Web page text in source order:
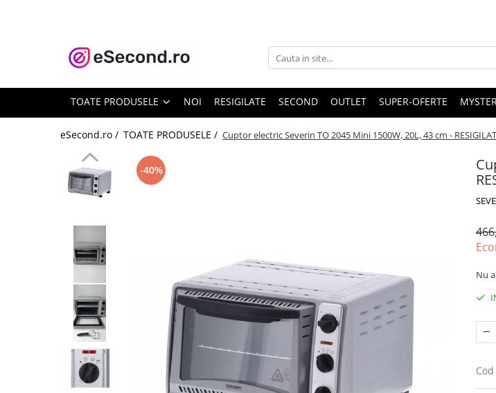
TOATE PRODUSELE
Accesorii Auto
Covorase auto
Echipamente pentru Atelier
Electronice Auto
Intretinere & Cosmetica auto
Trotinete electrice
Casa, Gradina & Bricolaj
Bucatarie & Servire
Curatenie si intretinere
Hobby-uri creative
Iluminat & Electrice
TOATE PRODUSELE NOI RESIGILATE SECOND OUTLET SUPER-OFERTE
eSecond.ro / TOATE PRODUSELE / Cuptor electric Severin TO 2045 Mini 1500W, 20L, 43 cm - RESIGILAT
-40%
Nu